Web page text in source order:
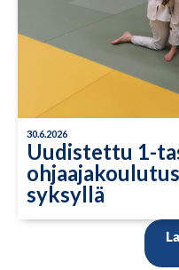
30.6.2026
Uudistettu 1-
syksyllä